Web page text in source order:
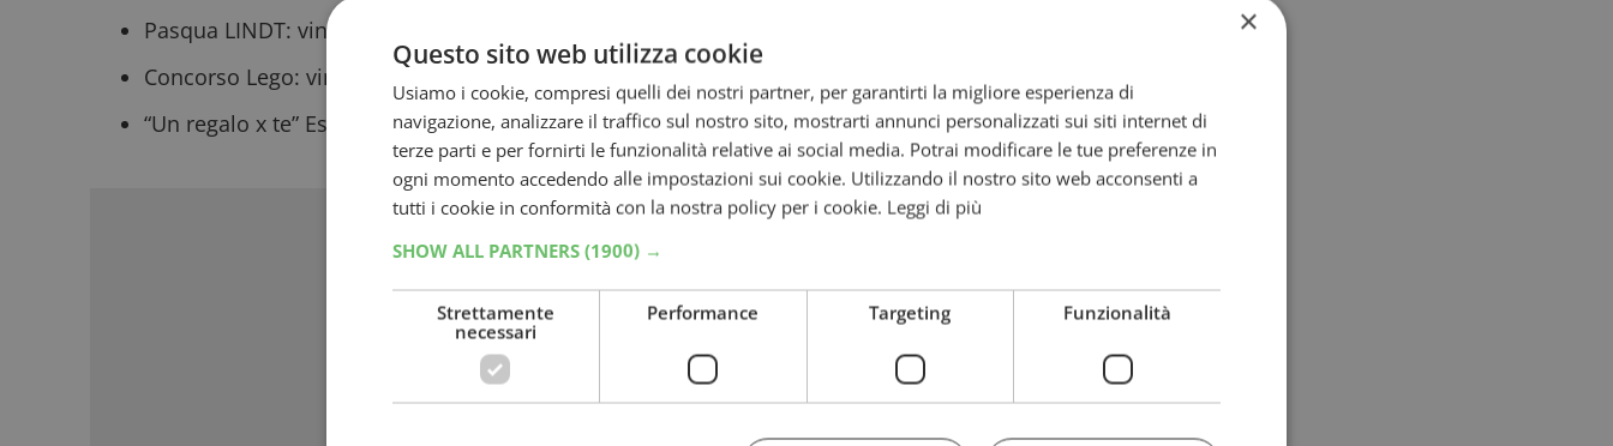
Pasqua LINDT: vinci buoni spesa fino a 500€
Concorso Lego: vinci weekend a LEGOLAND Water Park
“Un regalo x te” Essity: vinci buoni da 50€ e voucher da 10.000€!
Sponsorizzato:
×
Questo sito web utilizza cookie
Usiamo i cookie, compresi quelli dei nostri partner, per garantirti la migliore esperienza di
navigazione, analizzare il traffico sul nostro sito, mostrarti annunci personalizzati sui siti internet di
terze parti e per fornirti le funzionalità relative ai social media. Potrai modificare le tue preferenze in
ogni momento accedendo alle impostazioni sui cookie. Utilizzando il nostro sito web acconsenti a
tutti i cookie in conformità con la nostra policy per i cookie. Leggi di più
SHOW ALL PARTNERS (1900) →
Strettamente
necessari
Performance Targeting Funzionalità